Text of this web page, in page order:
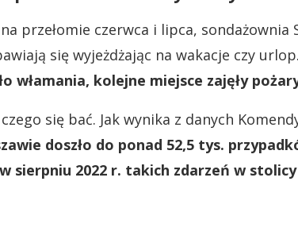
przełomie czerwca i lipca, sondażownia
się wyjeżdżając na wakacje czy urlop.
włamania, kolejne miejsce zajęły
się bać. Jak wynika z danych
doszło do ponad 52,5 tys.
sierpniu 2022 r. takich zdarzeń w